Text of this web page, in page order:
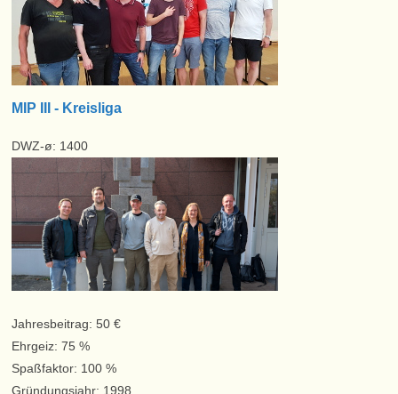
MIP III - Kreisliga
DWZ-ø: 1400
Jahresbeitrag: 50 €
Ehrgeiz: 75 %
Spaßfaktor: 100 %
Gründungsjahr: 1998